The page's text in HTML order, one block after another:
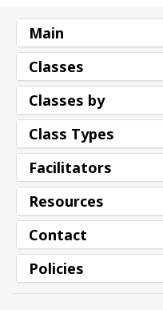
Main
Classes
Classes by
Class Types
Facilitators
Resources
Contact
Policies